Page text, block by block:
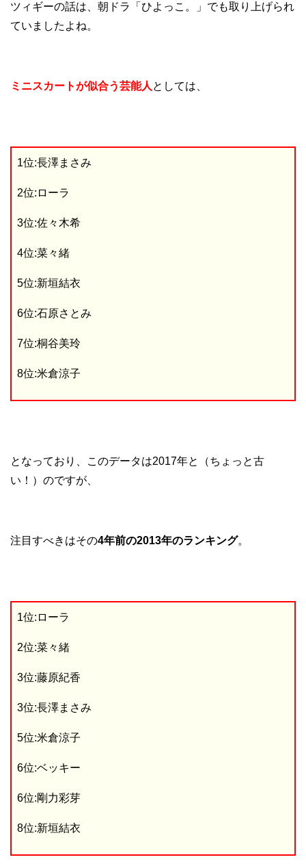
ツィギーの話は、朝ドラ「ひよっこ。」でも取り上げられ
ていましたよね。
ミニスカートが似合う芸能人 としては、
1位:長澤まさみ
2位:ローラ
3位:佐々木希
4位:菜々緒
5位:新垣結衣
6位:石原さとみ
7位:桐谷美玲
8位:米倉涼子
となっており、このデータは2017年と（ちょっと古
い！）のですが、
注目すべきはその4年前の2013年のランキング。
1位:ローラ
2位:菜々緒
3位:藤原紀香
3位:長澤まさみ
5位:米倉涼子
6位:ベッキー
6位:剛力彩芽
8位:新垣結衣